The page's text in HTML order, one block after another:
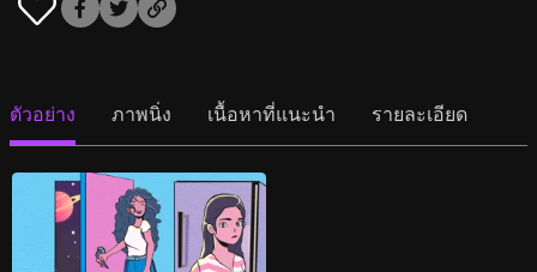
ตัวอย่าง ภาพนิ่ง เนื้อหาที่แนะนำ รายละเอียด